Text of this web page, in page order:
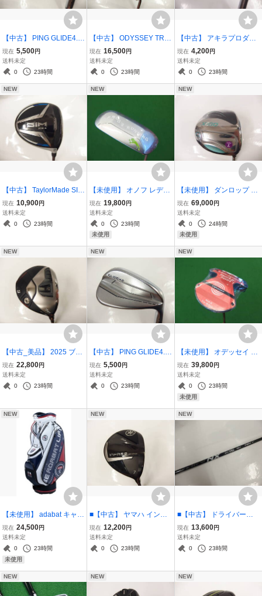
【中古】 PING GLIDE4.0
ウェッジ 54-E10 Dynami
c Gold S200 / ピン グライ
ド4.0 54度 ダイナミック
現在 5,500円
送料未定
0
23時間
【中古】 ODYSSEY TRI-
HOT 5K SEVEN パター 3
4インチ / オデッセイ TRI
HOT トライホット 5k #7
現在 16,500円
送料未定
0
23時間
【中古】 アキラプロダク
ツ ツアーウェッジⅢ 48度
フジクラ MCI 50 Rシャフ
ト / AKIRA TOUR WEDG
現在 4,200円
送料未定
0
23時間
NEW
【中古】 TaylorMade SIM
MAX フェアウェイウッド
FW3 (15度) TENSEI BLU
E TM50 Sシャフト / テー
現在 10,900円
送料未定
0
23時間
NEW
【未使用】 オノフ レディ
ース FROG'S RUNNING
ウェッジ カーボンシャフ
ト / ONOFF LADY フロッ
グスランニング チッパー
現在 19,800円
送料未定
0
23時間
未使用
NEW
【未使用】 ダンロップ ゼ
クシオ14 レディース ティ
ールミント ドライバー 1
2.5度 MP1400 Lシャフト
/ XXIO14 レディス 数量限
現在 69,000円
送料未定
0
24時間
未使用
NEW
【中古_美品】 2025 ブリ
ヂストン BX2HT フェアウ
ェイウッド FW7 (21度) V
ANQUISH BS50 SRシャ
現在 22,800円
送料未定
0
23時間
NEW
【中古】 PING GLIDE4.0
ウェッジ 50-S12 Dynami
c Gold S200 / ピン グライ
ド4.0 50度 ダイナミック
現在 5,500円
送料未定
0
23時間
NEW
【未使用】 オデッセイ Ai-
DUAL Square 2 Square
1/2-BALL BROOMSTICK
MAX パター 45インチ / AI
デュアル スクエア 2 スク
現在 39,800円
送料未定
0
23時間
未使用
NEW
【未使用】 adabat キャデ
ィバッグ ABC429TR / 9
型 アダバット トリコロ
ール
現在 24,500円
送料未定
0
23時間
未使用
NEW
■【中古】 ヤマハ インプ
レス ドライブスター フェ
アウェイウッド FW7 (19
度) Speeder NX for Yama
現在 12,200円
送料未定
0
23時間
NEW
■【中古】 ドライバー用
シャフト単品 SPEEDER
NX BLACK 50 フレック
ス:X / スピーダー NX ブラ
現在 13,600円
送料未定
0
23時間
NEW NEW NEW